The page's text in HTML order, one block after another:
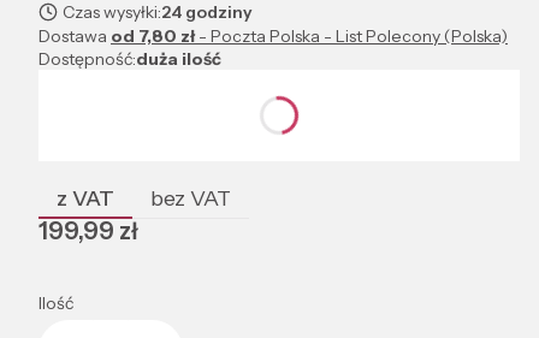
Czas wysyłki:24 godziny
Dostawa od 7,80 zł- Poczta Polska - List Polecony (Polska)
Dostępność:duża ilość
Poszczególne warianty mogą różnić się ceną
z VAT bez VAT
Cena
199,99 zł
Ilość